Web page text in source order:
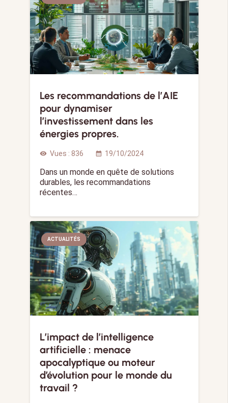
Les recommandations de l’AIE
pour dynamiser
l’investissement dans les
énergies propres.
visibility Vues : 836 calendar_month 19/10/2024
Dans un monde en quête de solutions
durables, les recommandations
récentes…
ACTUALITÉS
L’impact de l’intelligence
artificielle : menace
apocalyptique ou moteur
d’évolution pour le monde du
travail ?